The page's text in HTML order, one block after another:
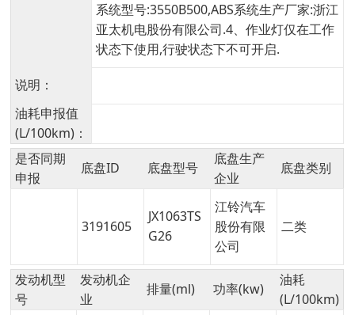
系统型号:3550B500,ABS系统生产厂家:浙江
亚太机电股份有限公司.4、作业灯仅在工作
状态下使用,行驶状态下不可开启.
说明：
油耗申报值
(L/100km)：
是否同期
申报
底盘ID 底盘型号
底盘生产
企业
底盘类别
3191605
JX1063TS
G26
江铃汽车
股份有限
公司
二类
发动机型
号
发动机企
业
排量(ml) 功率(kw)
油耗
(L/100km)